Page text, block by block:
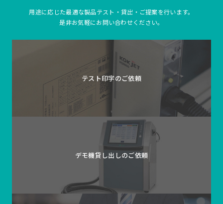
用途に応じた最適な製品テスト・貸出・ご提案を行います。
是非お気軽にお問い合わせください。
テスト印字のご依頼
デモ機貸し出しのご依頼